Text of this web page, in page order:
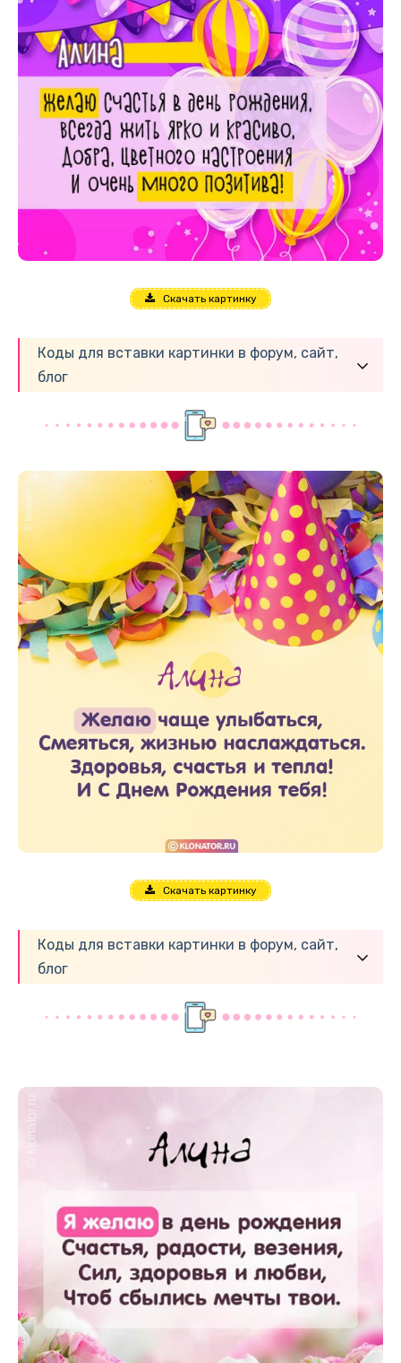
Скачать картинку
Коды для вставки картинки в форум, сайт,
блог
Скачать картинку
Коды для вставки картинки в форум, сайт,
блог